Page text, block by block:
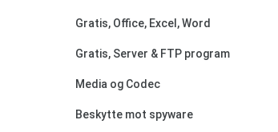
Gratis, Office, Excel, Word
Gratis, Server & FTP program
Media og Codec
Beskytte mot spyware